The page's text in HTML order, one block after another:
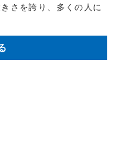
さを誇り、多くの人に